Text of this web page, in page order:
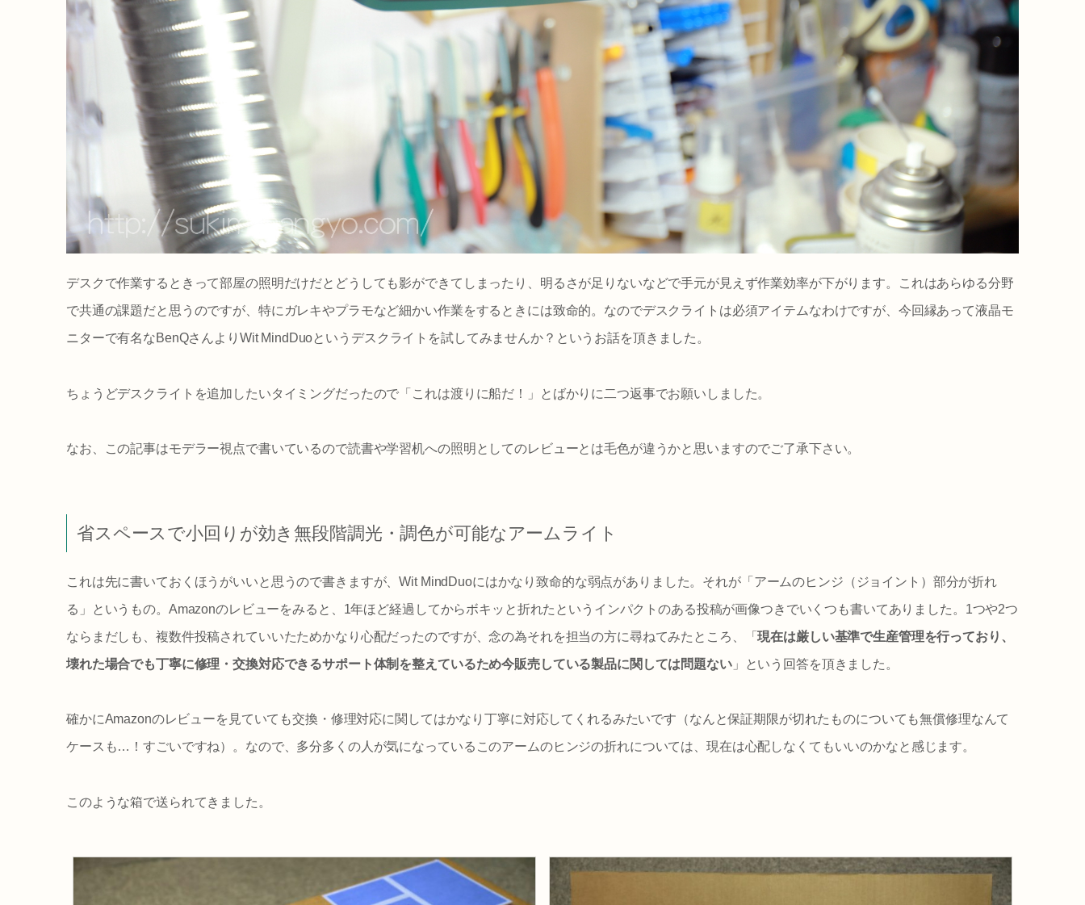
デスクで作業するときって部屋の照明だけだとどうしても影ができてしまったり、明るさが足りないなどで手元が見えず作業効率が下がります。これはあらゆる分野
で共通の課題だと思うのですが、特にガレキやプラモなど細かい作業をするときには致命的。なのでデスクライトは必須アイテムなわけですが、今回縁あって液晶モ
ニターで有名なBenQさんよりWit MindDuoというデスクライトを試してみませんか？というお話を頂きました。
ちょうどデスクライトを追加したいタイミングだったので「これは渡りに船だ！」とばかりに二つ返事でお願いしました。
なお、この記事はモデラー視点で書いているので読書や学習机への照明としてのレビューとは毛色が違うかと思いますのでご了承下さい。
省スペースで小回りが効き無段階調光・調色が可能なアームライト
これは先に書いておくほうがいいと思うので書きますが、Wit MindDuoにはかなり致命的な弱点がありました。それが「アームのヒンジ（ジョイント）部分が折れ
る」というもの。Amazonのレビューをみると、1年ほど経過してからボキッと折れたというインパクトのある投稿が画像つきでいくつも書いてありました。1つや2つ
ならまだしも、複数件投稿されていいたためかなり心配だったのですが、念の為それを担当の方に尋ねてみたところ、「現在は厳しい基準で生産管理を行っており、
壊れた場合でも丁寧に修理・交換対応できるサポート体制を整えているため今販売している製品に関しては問題ない」という回答を頂きました。
確かにAmazonのレビューを見ていても交換・修理対応に関してはかなり丁寧に対応してくれるみたいです（なんと保証期限が切れたものについても無償修理なんて
ケースも…！すごいですね）。なので、多分多くの人が気になっているこのアームのヒンジの折れについては、現在は心配しなくてもいいのかなと感じます。
このような箱で送られてきました。